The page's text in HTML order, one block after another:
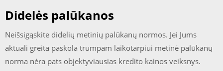
Didelės palūkanos
Neišsigąskite didelių metinių palūkanų normos. Jei Jums
aktuali greita paskola trumpam laikotarpiui metinė palūkanų
norma nėra pats objektyviausias kredito kainos veiksnys.